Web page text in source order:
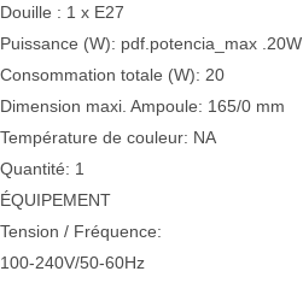
Douille : 1 x E27
Puissance (W): pdf.potencia_max .20W
Consommation totale (W): 20
Dimension maxi. Ampoule: 165/0 mm
Température de couleur: NA
Quantité: 1
ÉQUIPEMENT
Tension / Fréquence:
100-240V/50-60Hz